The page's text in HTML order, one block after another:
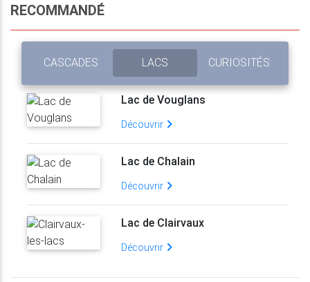
RECOMMANDÉ
CASCADES LACS CURIOSITÉS
Lac de Vouglans
Découvrir
Lac de Chalain
Découvrir
Lac de Clairvaux
Découvrir